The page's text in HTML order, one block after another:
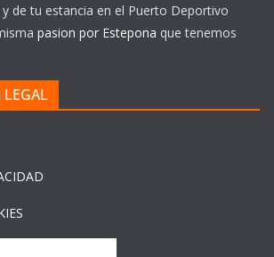
de tu estancia en el Puerto Deportivo
pasion por Estepona que tenemos